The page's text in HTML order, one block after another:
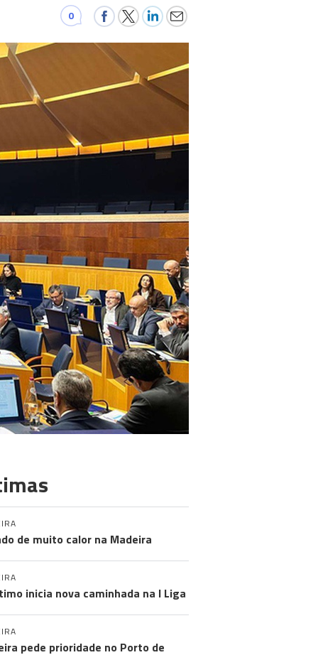
0
de muito calor na Madeira
inicia nova caminhada na I Liga
pede prioridade no Porto de